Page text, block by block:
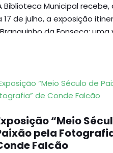
Biblioteca Municipal recebe,
17 de julho, a exposição
da Fonseca:
“Meio
pela
Falcão